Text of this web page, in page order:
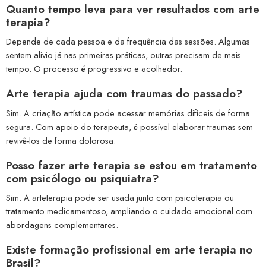
Quanto tempo leva para ver resultados com arte
terapia?
Depende de cada pessoa e da frequência das sessões. Algumas
sentem alívio já nas primeiras práticas, outras precisam de mais
tempo. O processo é progressivo e acolhedor.
Arte terapia ajuda com traumas do passado?
Sim. A criação artística pode acessar memórias difíceis de forma
segura. Com apoio do terapeuta, é possível elaborar traumas sem
revivê-los de forma dolorosa.
Posso fazer arte terapia se estou em tratamento
com psicólogo ou psiquiatra?
Sim. A arteterapia pode ser usada junto com psicoterapia ou
tratamento medicamentoso, ampliando o cuidado emocional com
abordagens complementares.
Existe formação profissional em arte terapia no
Brasil?